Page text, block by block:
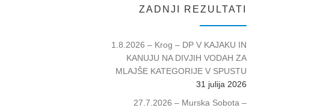
ZADNJI REZULTATI
1.8.2026 – Krog – DP V KAJAKU IN
KANUJU NA DIVJIH VODAH ZA
MLAJŠE KATEGORIJE V SPUSTU
31 julija 2026
27.7.2026 – Murska Sobota –